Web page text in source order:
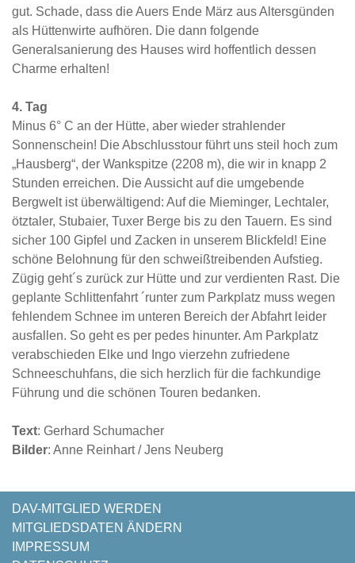
gut. Schade, dass die Auers Ende März aus Altersgünden
als Hüttenwirte aufhören. Die dann folgende
Generalsanierung des Hauses wird hoffentlich dessen
Charme erhalten!
4. Tag
Minus 6° C an der Hütte, aber wieder strahlender
Sonnenschein! Die Abschlusstour führt uns steil hoch zum
„Hausberg“, der Wankspitze (2208 m), die wir in knapp 2
Stunden erreichen. Die Aussicht auf die umgebende
Bergwelt ist überwältigend: Auf die Mieminger, Lechtaler,
ötztaler, Stubaier, Tuxer Berge bis zu den Tauern. Es sind
sicher 100 Gipfel und Zacken in unserem Blickfeld! Eine
schöne Belohnung für den schweißtreibenden Aufstieg.
Zügig geht´s zurück zur Hütte und zur verdienten Rast. Die
geplante Schlittenfahrt ´runter zum Parkplatz muss wegen
fehlendem Schnee im unteren Bereich der Abfahrt leider
ausfallen. So geht es per pedes hinunter. Am Parkplatz
verabschieden Elke und Ingo vierzehn zufriedene
Schneeschuhfans, die sich herzlich für die fachkundige
Führung und die schönen Touren bedanken.
Text: Gerhard Schumacher
Bilder: Anne Reinhart / Jens Neuberg
NAVIGATION
ÜBERSPRINGEN
DAV-MITGLIED WERDEN
MITGLIEDSDATEN ÄNDERN
IMPRESSUM